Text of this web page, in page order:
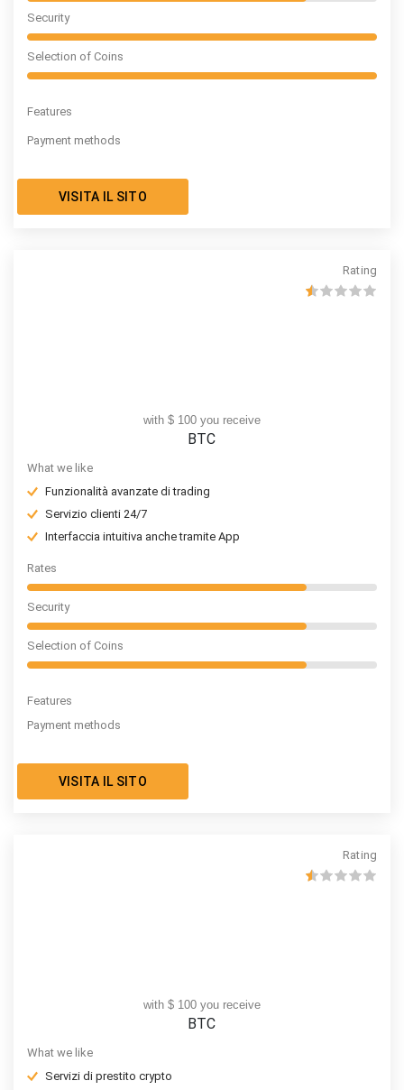
Security
Selection of Coins
Features
Payment methods
VISITA IL SITO
Rating
with $ 100 you receive
BTC
What we like
Funzionalità avanzate di trading
Servizio clienti 24/7
Interfaccia intuitiva anche tramite App
Rates
Security
Selection of Coins
Features
Payment methods
VISITA IL SITO
Rating
with $ 100 you receive
BTC
What we like
Servizi di prestito crypto